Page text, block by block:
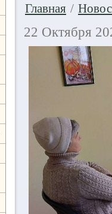
Главная /
22 Октября